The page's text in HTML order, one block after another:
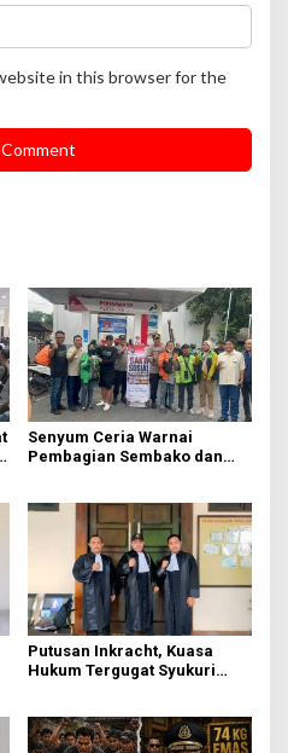
in this browser for the
Senyum Ceria Warnai
Pembagian Sembako dan
Putusan Inkracht, Kuasa
Hukum Tergugat Syukuri